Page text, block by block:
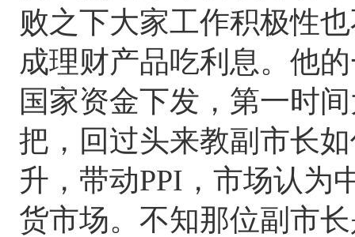
败之下大家工作积极性
成理财产品吃利息。他
国家资金下发，第一时
把，回过头来教副市长
升，带动PPI，市场认为
货市场。不知那位副市